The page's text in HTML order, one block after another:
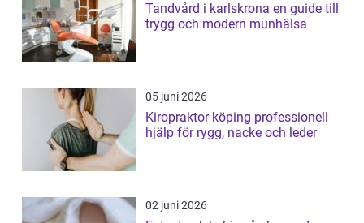
Tandvård i karlskrona en guide till
trygg och modern munhälsa
05 juni 2026
Kiropraktor köping professionell
hjälp för rygg, nacke och leder
02 juni 2026